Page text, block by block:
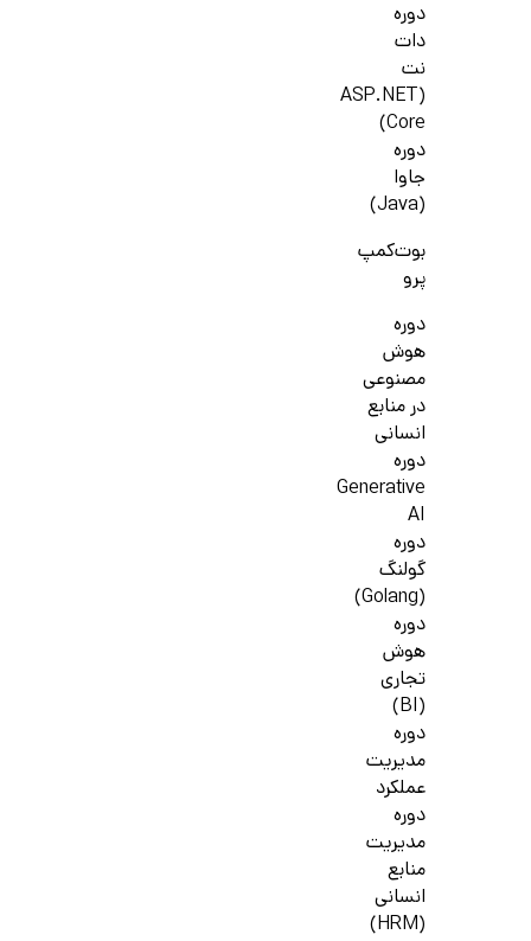
دوره
دات
نت
(ASP.NET
Core)
دوره
جاوا
(Java)
بوت‌کمپ
پرو
دوره
هوش
مصنوعی
در منابع
انسانی
دوره
Generative
AI
دوره
گولنگ
(Golang)
دوره
هوش
تجاری
(BI)
دوره
مدیریت
عملکرد
دوره
مدیریت
منابع
انسانی
(HRM)